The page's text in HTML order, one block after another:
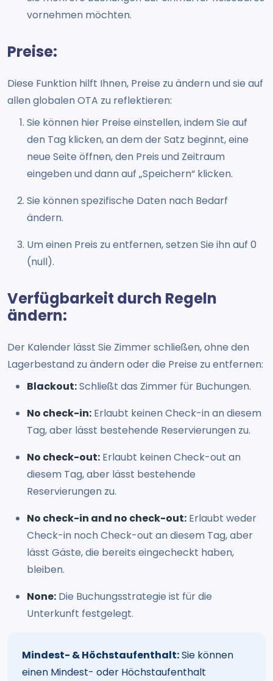
vornehmen möchten.
Preise:
Diese Funktion hilft Ihnen, Preise zu ändern und sie auf
allen globalen OTA zu reflektieren:
Sie können hier Preise einstellen, indem Sie auf
den Tag klicken, an dem der Satz beginnt, eine
neue Seite öffnen, den Preis und Zeitraum
eingeben und dann auf „Speichern“ klicken.
Sie können spezifische Daten nach Bedarf
ändern.
Um einen Preis zu entfernen, setzen Sie ihn auf 0
(null).
Verfügbarkeit durch Regeln
ändern:
Der Kalender lässt Sie Zimmer schließen, ohne den
Lagerbestand zu ändern oder die Preise zu entfernen:
Blackout:Schließt das Zimmer für Buchungen.
No check-in: Erlaubt keinen Check-in an diesem
Tag, aber lässt bestehende Reservierungen zu.
No check-out: Erlaubt keinen Check-out an
diesem Tag, aber lässt bestehende
Reservierungen zu.
No check-in and no check-out: Erlaubt weder
Check-in noch Check-out an diesem Tag, aber
lässt Gäste, die bereits eingecheckt haben,
bleiben.
None: Die Buchungsstrategie ist für die
Unterkunft festgelegt.
Mindest- & Höchstaufenthalt:Sie können
einen Mindest- oder Höchstaufenthalt